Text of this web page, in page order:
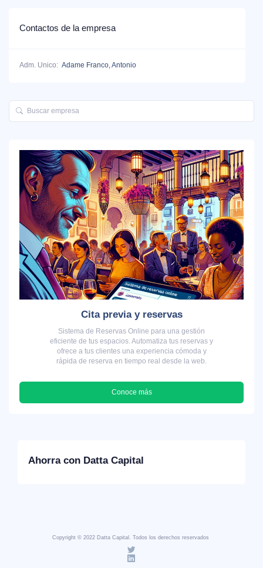
Contactos de la empresa
Adm. Unico: Adame Franco, Antonio
Cita previa y reservas
Sistema de Reservas Online para una gestión
eficiente de tus espacios. Automatiza tus reservas y
ofrece a tus clientes una experiencia cómoda y
rápida de reserva en tiempo real desde la web.
Conoce más
Ahorra con Datta Capital
Copyright © 2022 Datta Capital. Todos los derechos reservados